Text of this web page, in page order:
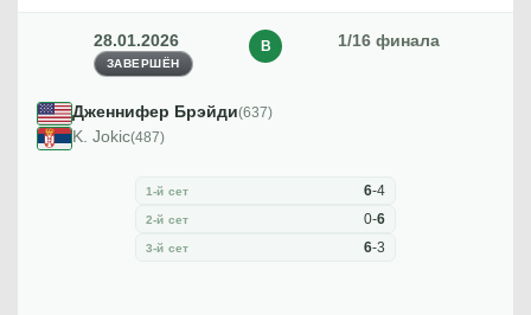
28.01.2026
ЗАВЕРШЁН
1/16 финала
В
Дженнифер Брэйди(637)
K. Jokic(487)
1-й сет 6-4
2-й сет 0-6
3-й сет 6-3